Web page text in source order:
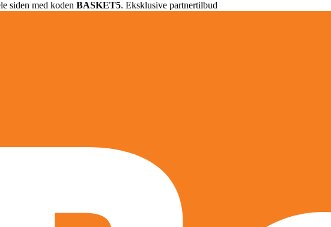
siden med koden BASKET5. Eksklusive partnertilbud